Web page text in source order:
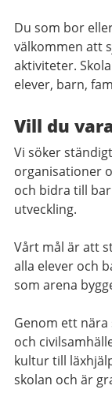
Du som bor
välkommen att
aktiviteter.
elever, barn,
Vill du
Vi söker
organisationer
och bidra till
utveckling.
Vårt mål är att
alla elever och
som arena
Genom ett
och
kultur till
skolan och är